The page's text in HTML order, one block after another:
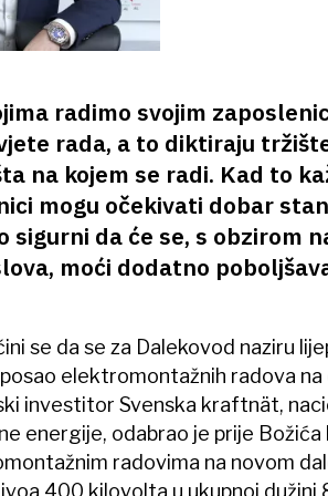
radimo svojim
rada, a to diktiraju
na kojem se radi. Kad to
mogu očekivati dobar
sigurni da će se, s obzirom
moći dodatno
se da se za Dalekovod naziru
elektromontažnih radova na
investitor Svenska kraftnät,
energije, odabrao je prije Božića
radovima na novom